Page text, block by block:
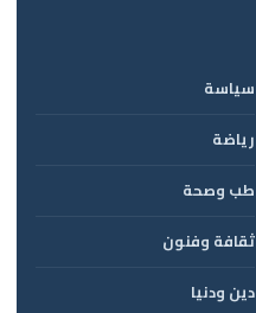
سياسة
رياضة
طب وصحة
ثقافة وفنون
دين ودنيا